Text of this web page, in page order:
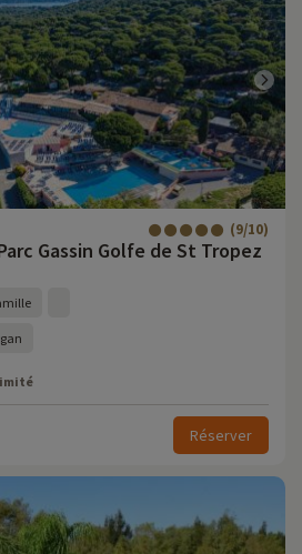
Gassin Golfe de St Tropez
(9/10)
Réserver